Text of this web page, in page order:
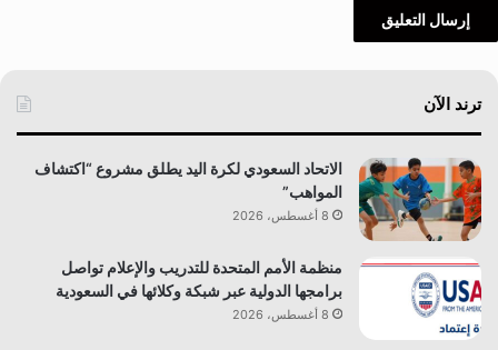
ترند الآن
الاتحاد السعودي لكرة اليد يطلق مشروع “اكتشاف
المواهب”
8 أغسطس، 2026
منظمة الأمم المتحدة للتدريب والإعلام تواصل
برامجها الدولية عبر شبكة وكلائها في السعودية
8 أغسطس، 2026